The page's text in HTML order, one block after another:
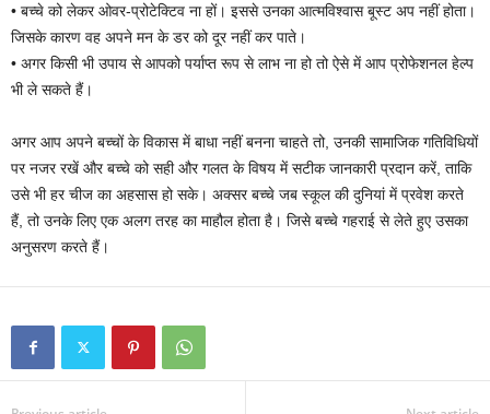
• बच्चे को लेकर ओवर-प्रोटेक्टिव ना हों। इससे उनका आत्मविश्वास बूस्ट अप नहीं होता।
जिसके कारण वह अपने मन के डर को दूर नहीं कर पाते।
• अगर किसी भी उपाय से आपको पर्याप्त रूप से लाभ ना हो तो ऐसे में आप प्रोफेशनल हेल्प
भी ले सकते हैं।
अगर आप अपने बच्चों के विकास में बाधा नहीं बनना चाहते तो, उनकी सामाजिक गतिविधियों
पर नजर रखें और बच्चे को सही और गलत के विषय में सटीक जानकारी प्रदान करें, ताकि
उसे भी हर चीज का अहसास हो सके। अक्सर बच्चे जब स्कूल की दुनियां में प्रवेश करते
हैं, तो उनके लिए एक अलग तरह का माहौल होता है। जिसे बच्चे गहराई से लेते हुए उसका
अनुसरण करते हैं।